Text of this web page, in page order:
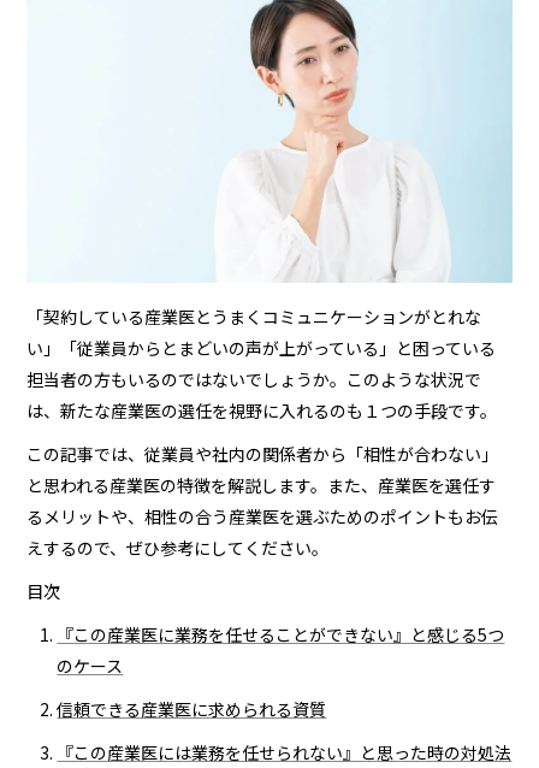
「契約している産業医とうまくコミュニケーションがとれな
い」「従業員からとまどいの声が上がっている」と困っている
担当者の方もいるのではないでしょうか。このような状況で
は、新たな産業医の選任を視野に入れるのも１つの手段です。
この記事では、従業員や社内の関係者から「相性が合わない」
と思われる産業医の特徴を解説します。また、産業医を選任す
るメリットや、相性の合う産業医を選ぶためのポイントもお伝
えするので、ぜひ参考にしてください。
目次
『この産業医に業務を任せることができない』と感じる5つ
のケース
信頼できる産業医に求められる資質
『この産業医には業務を任せられない』と思った時の対処法